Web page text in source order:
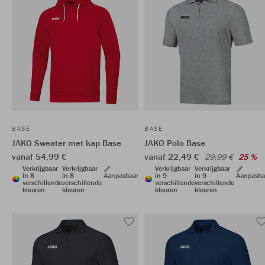
BASE
JAKO Sweater met kap Base
vanaf 54,99 €
Verkrijgbaar
in 8
verschillende
kleuren
Verkrijgbaar
in 8
verschillende
kleuren
Aanpasbaar
BASE
JAKO Polo Base
vanaf 22,49 € 29,99 € 25 %
Verkrijgbaar
in 9
verschillende
kleuren
Verkrijgbaar
in 9
verschillende
kleuren